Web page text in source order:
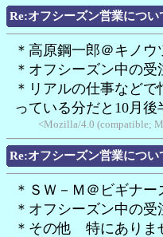
Re:オフシーズン営業につい
＊高原鋼一郎＠キノウ
＊オフシーズン中の
＊リアルの仕事など
っている分だと10月
<Mozilla/4.0 (compatible;
Re:オフシーズン営業につい
＊ＳＷ－Ｍ＠ビギナー
＊オフシーズン中の
＊その他 特にありま